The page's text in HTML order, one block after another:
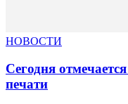
НОВОСТИ
Сегодня
печати